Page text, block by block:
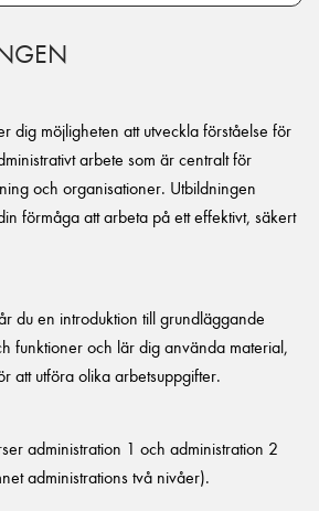
dig möjligheten att utveckla förståelse för
arbete som är centralt för
och organisationer. Utbildningen
förmåga att arbeta på ett effektivt, säkert
du en introduktion till grundläggande
funktioner och lär dig använda material,
att utföra olika arbetsuppgifter.
administration 1 och administration 2
administrations två nivåer).